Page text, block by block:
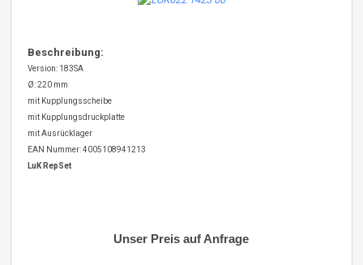
Beschreibung:
Version: 183SA
Ø: 220 mm
mit Kupplungsscheibe
mit Kupplungsdruckplatte
mit Ausrücklager
EAN Nummer: 4005108941213
LuK RepSet
Unser Preis auf Anfrage